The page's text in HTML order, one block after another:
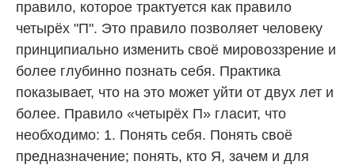
правило, которое трактуется как правило
четырёх "П". Это правило позволяет человеку
принципиально изменить своё мировоззрение и
более глубинно познать себя. Практика
показывает, что на это может уйти от двух лет и
более. Правило «четырёх П» гласит, что
необходимо: 1. Понять себя. Понять своё
предназначение; понять, кто Я, зачем и для